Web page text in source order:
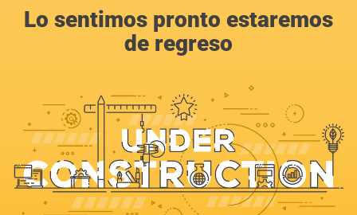
Lo sentimos pronto estaremos
de regreso